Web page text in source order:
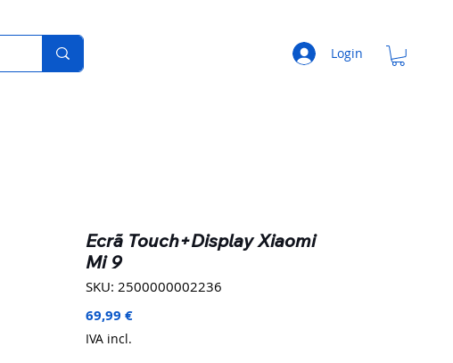
Login
Ecrã Touch+Display Xiaomi
Mi 9
SKU: 2500000002236
69,99 €Preço
IVA incl.